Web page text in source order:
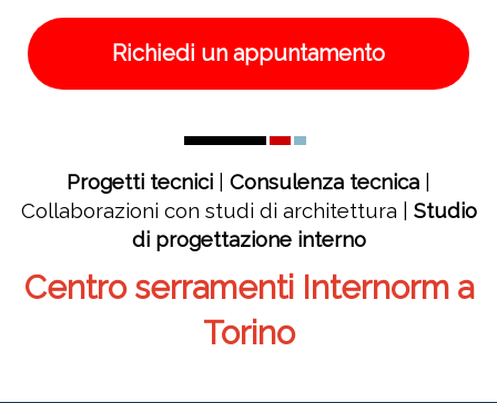
Richiedi un appuntamento
Progetti tecnici Consulenza tecnica
Collaborazioni con studi di architettura | Studio
di progettazione interno
Centro serramenti Internorm a
Torino